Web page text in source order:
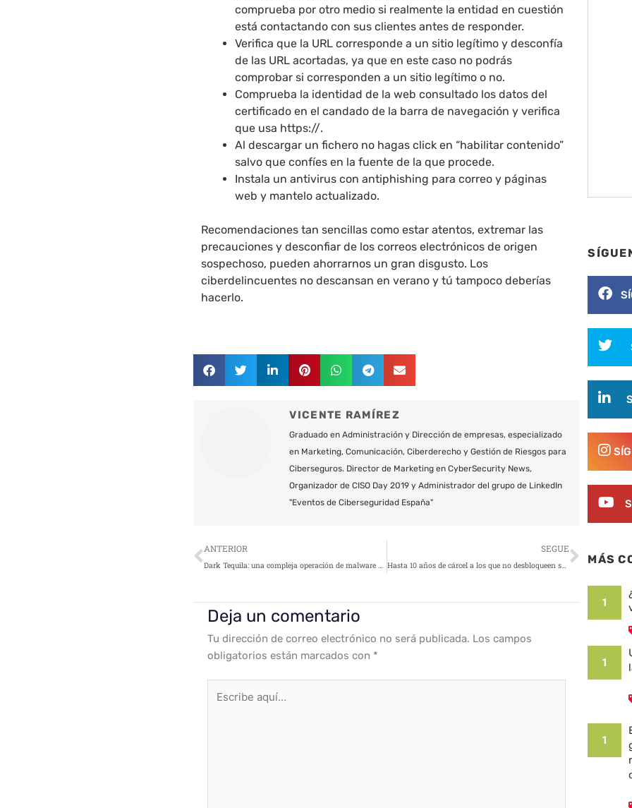
comprueba por otro medio si realmente la entidad en cuestión
está contactando con sus clientes antes de responder.
Verifica que la URL corresponde a un sitio legítimo y desconfía
de las URL acortadas, ya que en este caso no podrás
comprobar si corresponden a un sitio legítimo o no.
Comprueba la identidad de la web consultado los datos del
certificado en el candado de la barra de navegación y verifica
que usa https://.
Al descargar un fichero no hagas click en “habilitar contenido”
salvo que confíes en la fuente de la que procede.
Instala un antivirus con antiphishing para correo y páginas
web y mantelo actualizado.
Recomendaciones tan sencillas como estar atentos, extremar las
precauciones y desconfiar de los correos electrónicos de origen
sospechoso, pueden ahorrarnos un gran disgusto. Los
ciberdelincuentes no descansan en verano y tú tampoco deberías
hacerlo.
VICENTE RAMÍREZ
Graduado en Administración y Dirección de empresas, especializado
en Marketing, Comunicación, Ciberderecho y Gestión de Riesgos para
Ciberseguros. Director de Marketing en CyberSecurity News,
Organizador de CISO Day 2019 y Administrador del grupo de LinkedIn
"Eventos de Ciberseguridad España"
Ant
ANTERIOR
Dark Tequila: una compleja operación de malware bancario dirigida contra América Latina
SEGUE
Hasta 10 años de cárcel a los que no desbloqueen su móvil en Australia
Deja un comentario
Tu dirección de correo electrónico no será publicada. Los campos
obligatorios están marcados con *
aquí...
MÁS
1
1
1